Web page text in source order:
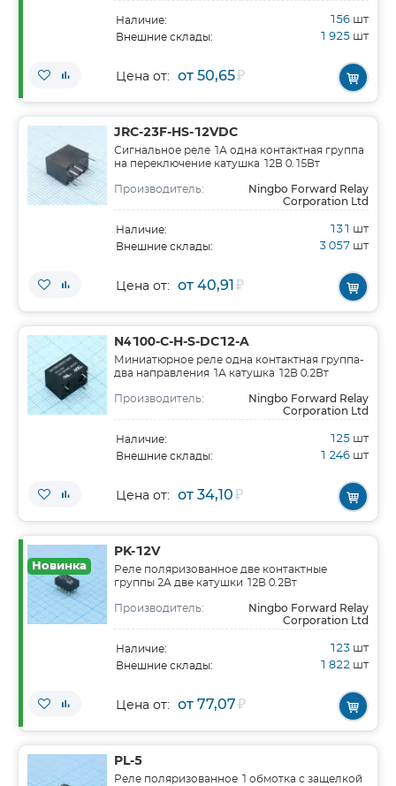
Наличие: 156 шт
Внешние склады: 1 925 шт
Цена от: от 50,65₽
JRC-23F-HS-12VDC
Сигнальное реле 1А одна контактная группа
на переключение катушка 12В 0.15Вт
Производитель:
Ningbo Forward Relay
Corporation Ltd
Наличие: 131 шт
Внешние склады: 3 057 шт
Цена от: от 40,91₽
N4100-C-H-S-DC12-A
Миниатюрное реле одна контактная группа-
два направления 1А катушка 12В 0.2Вт
Производитель:
Ningbo Forward Relay
Corporation Ltd
Наличие: 125 шт
Внешние склады: 1 246 шт
Цена от: от 34,10₽
Новинка
PK-12V
Реле поляризованное две контактные
группы 2А две катушки 12В 0.2Вт
Производитель:
Ningbo Forward Relay
Corporation Ltd
Наличие: 123 шт
Внешние склады: 1 822 шт
Цена от: от 77,07₽
PL-5
Реле поляризованное 1 обмотка с защелкой